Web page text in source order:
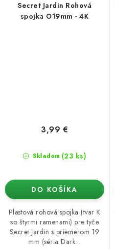
Secret Jardin Rohová
spojka O19mm - 4K
Skladom (23 ks)
3,99 €
DO KOŠÍKA
Plastová rohová spojka (tvar K
so štyrmi ramenami) pre tyče
Secret Jardin s priemerom 19
mm (séria Dark...